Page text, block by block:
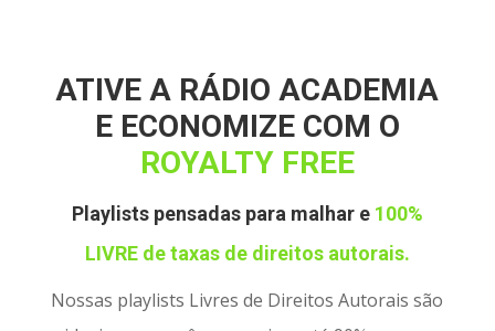
ATIVE A RÁDIO ACADEMIA
E ECONOMIZE COM O
ROYALTY FREE
Playlists pensadas para malhar e 100%
LIVRE de taxas de direitos autorais.
Nossas playlists Livres de Direitos Autorais são